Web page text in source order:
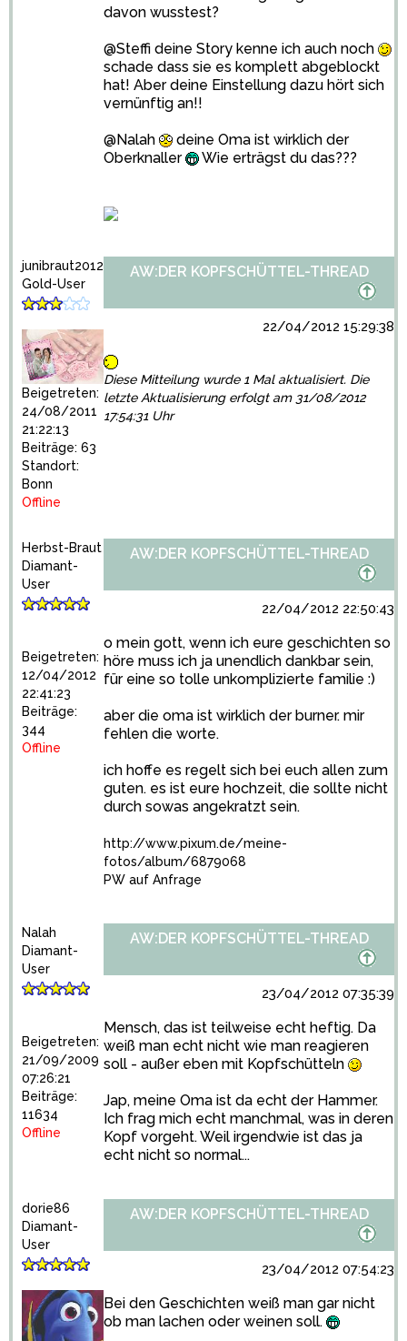
davon wusstest?
@Steffi deine Story kenne ich auch noch
schade dass sie es komplett abgeblockt
hat! Aber deine Einstellung dazu hört sich
vernünftig an!!
@Nalah
deine Oma ist wirklich der
Oberknaller
Wie erträgst du das???
junibraut2012
Gold-User
Beigetreten:
24/08/2011
21:22:13
Beiträge: 63
Standort:
Bonn
Offline
AW:DER KOPFSCHÜTTEL-THREAD
22/04/2012 15:29:38
Diese Mitteilung wurde 1 Mal aktualisiert. Die
letzte Aktualisierung erfolgt am 31/08/2012
17:54:31 Uhr
Herbst-Braut
Diamant-
User
Beigetreten:
12/04/2012
22:41:23
Beiträge:
344
Offline
AW:DER KOPFSCHÜTTEL-THREAD
22/04/2012 22:50:43
o mein gott, wenn ich eure geschichten so
höre muss ich ja unendlich dankbar sein,
für eine so tolle unkomplizierte familie :)
aber die oma ist wirklich der burner. mir
fehlen die worte.
ich hoffe es regelt sich bei euch allen zum
guten. es ist eure hochzeit, die sollte nicht
durch sowas angekratzt sein.
http://www.pixum.de/meine-
fotos/album/6879068
PW auf Anfrage
Nalah
Diamant-
User
Beigetreten:
21/09/2009
07:26:21
Beiträge:
11634
Offline
AW:DER KOPFSCHÜTTEL-THREAD
23/04/2012 07:35:39
Mensch, das ist teilweise echt heftig. Da
weiß man echt nicht wie man reagieren
soll - außer eben mit Kopfschütteln
Jap, meine Oma ist da echt der Hammer.
Ich frag mich echt manchmal, was in deren
Kopf vorgeht. Weil irgendwie ist das ja
echt nicht so normal...
dorie86
Diamant-
User
AW:DER KOPFSCHÜTTEL-THREAD
23/04/2012 07:54:23
Bei den Geschichten weiß man gar nicht
ob man lachen oder weinen soll.